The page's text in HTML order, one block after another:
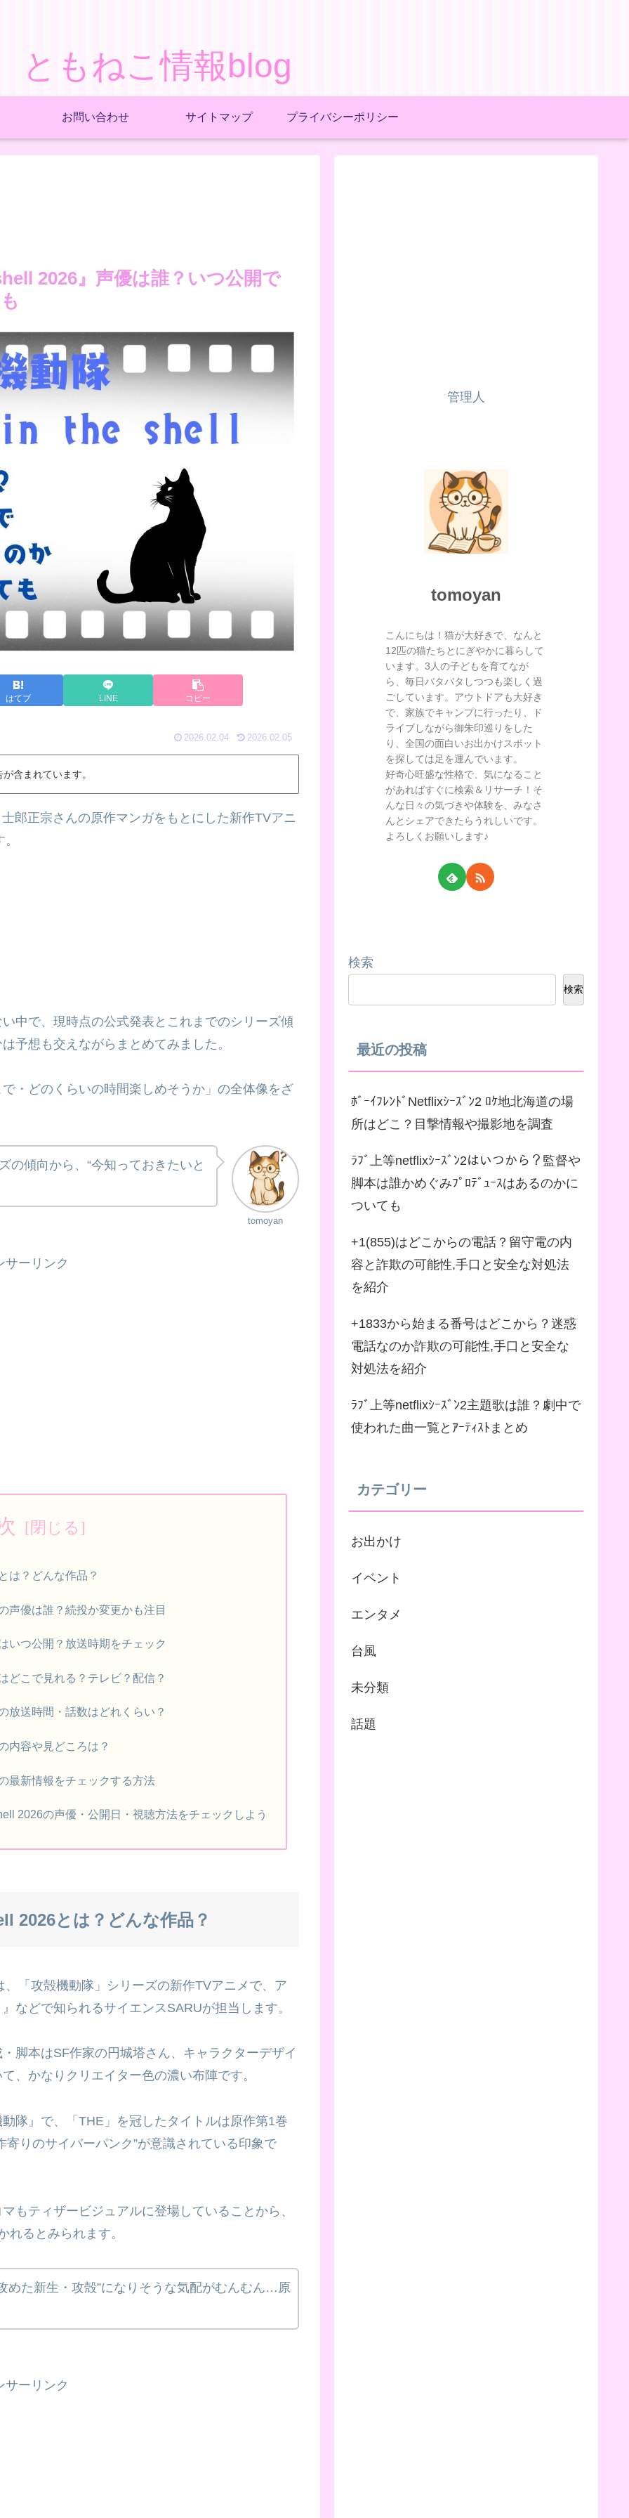
ともねこ情報blog
お問い合わせ サイトマップ プライバシーポリシー
2026』声優は誰？いつ公開で
はてブ LINE コピー
2026.02.04 2026.02.05
含まれています。
郎正宗さんの原作マンガをもとにした新作TVアニ
中で、現時点の公式発表とこれまでのシリーズ傾
予想も交えながらまとめてみました。
・どのくらいの時間楽しめそうか」の全体像をざ
tomoyan
の傾向から、“今知っておきたいと
サーリンク
は？どんな作品？
声優は誰？続投か変更かも注目
いつ公開？放送時期をチェック
どこで見れる？テレビ？配信？
放送時間・話数はどれくらい？
内容や見どころは？
最新情報をチェックする方法
2026の声優・公開日・視聴方法をチェックしよう
2026とは？どんな作品？
、「攻殻機動隊」シリーズの新作TVアニメで、ア
などで知られるサイエンスSARUが担当します。
脚本はSF作家の円城塔さん、キャラクターデザイ
、かなりクリエイター色の濃い布陣です。​
隊』で、「THE」を冠したタイトルは原作第1巻
りのサイバーパンク”が意識されている印象で
もティザービジュアルに登場していることから、
るとみられます。​
めた新生・攻殻”になりそうな気配がむんむん…原
サーリンク
管理人
tomoyan
こんにちは！猫が大好きで、なんと
12匹の猫たちとにぎやかに暮らして
います。3人の子どもを育てなが
ら、毎日バタバタしつつも楽しく過
ごしています。アウトドアも大好き
で、家族でキャンプに行ったり、ド
ライブしながら御朱印巡りをした
り、全国の面白いお出かけスポット
を探しては足を運んでいます。
好奇心旺盛な性格で、気になること
があればすぐに検索＆リサーチ！そ
んな日々の気づきや体験を、みなさ
んとシェアできたらうれしいです。
よろしくお願いします♪
検索
検索
最近の投稿
ﾎﾞｰｲﾌﾚﾝﾄﾞNetflixｼｰｽﾞﾝ2 ﾛｹ地北海道の場
所はどこ？目撃情報や撮影地を調査
ﾗﾌﾞ上等netflixｼｰｽﾞﾝ2はいつから？監督や
脚本は誰かめぐみﾌﾟﾛﾃﾞｭｰｽはあるのかに
ついても
+1(855)はどこからの電話？留守電の内
容と詐欺の可能性,手口と安全な対処法
を紹介
+1833から始まる番号はどこから？迷惑
電話なのか詐欺の可能性,手口と安全な
対処法を紹介
ﾗﾌﾞ上等netflixｼｰｽﾞﾝ2主題歌は誰？劇中で
使われた曲一覧とｱｰﾃｨｽﾄまとめ
カテゴリー
お出かけ
イベント
エンタメ
台風
未分類
話題